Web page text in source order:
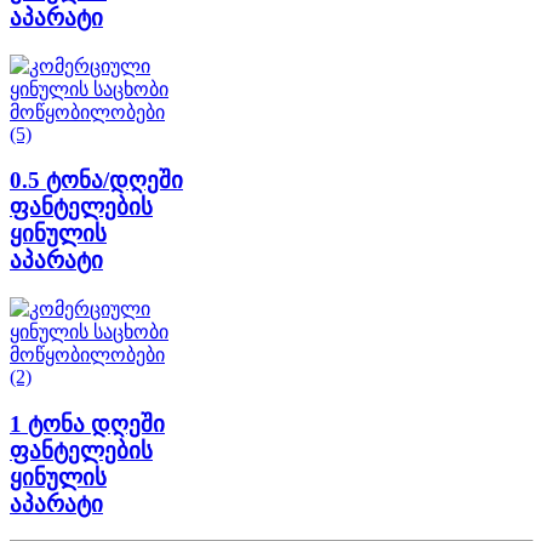
აპარატი
0.5 ტონა/დღეში
ფანტელების
ყინულის
აპარატი
1 ტონა დღეში
ფანტელების
ყინულის
აპარატი